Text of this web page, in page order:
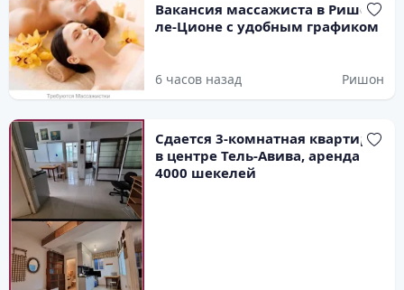
Вакансия массажиста в Ришон-
ле-Ционе с удобным графиком
6 часов назад Ришон
Сдается 3-комнатная квартира
в центре Тель-Авива, аренда
4000 шекелей